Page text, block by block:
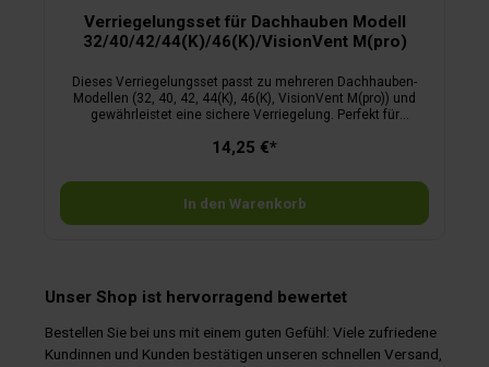
Verriegelungsset für Dachhauben Modell
32/40/42/44(K)/46(K)/VisionVent M(pro)
Dieses Verriegelungsset passt zu mehreren Dachhauben-
Modellen (32, 40, 42, 44(K), 46(K), VisionVent M(pro)) und
gewährleistet eine sichere Verriegelung. Perfekt für
14,25 €*
In den Warenkorb
Unser Shop ist hervorragend bewertet
Bestellen Sie bei uns mit einem guten Gefühl: Viele zufriedene
Kundinnen und Kunden bestätigen unseren schnellen Versand,